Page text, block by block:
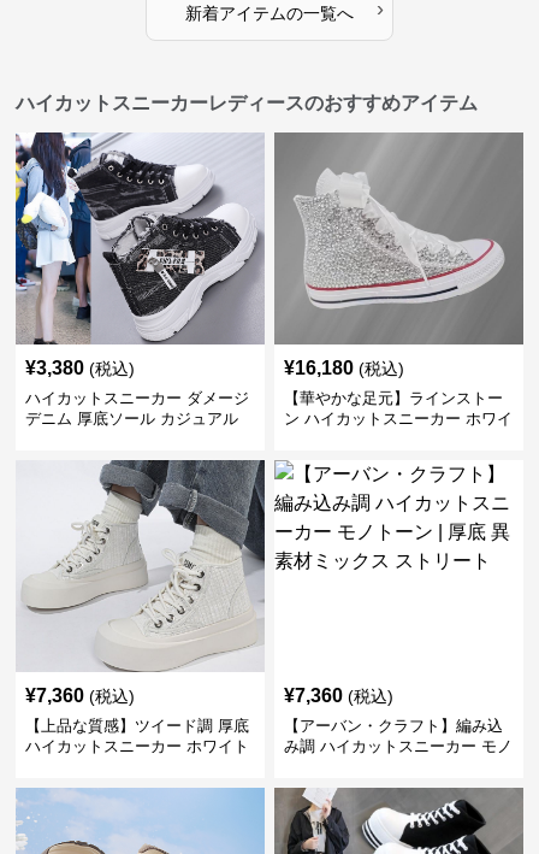
新着アイテムの一覧へ ›
ハイカットスニーカーレディースのおすすめアイテム
¥3,380 (税込)
ハイカットスニーカー ダメージ
デニム 厚底ソール カジュアル
かわいい 学校 日常使い 履きや
¥16,180 (税込)
【華やかな足元】ラインストー
ン ハイカットスニーカー ホワイ
ボン
¥7,360 (税込)
【上品な質感】ツイード調 厚底
ハイカットスニーカー ホワイト
ビ クラシック
¥7,360 (税込)
【アーバン・クラフト】編み込
み調 ハイカットスニーカー モノ
トリート